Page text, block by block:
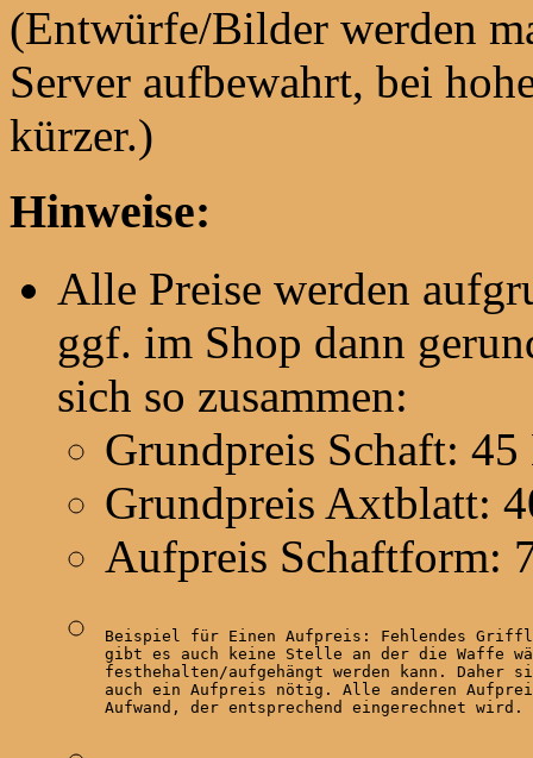
(Entwürfe/Bilder werden
Server aufbewahrt, bei
kürzer.)
Hinweise:
Alle Preise werden
ggf. im Shop dann
sich so zusammen:
Grundpreis Schaft: 45
Grundpreis Axtblatt:
Aufpreis Schaftform:
Beispiel für Einen Aufpreis: Fehlendes
gibt es auch keine Stelle an der die Waffe
festhehalten/aufgehängt werden kann. Daher
auch ein Aufpreis nötig. Alle anderen
Aufwand, der entsprechend eingerechnet wird.